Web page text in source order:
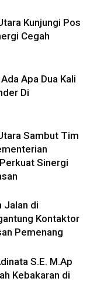
Kunjungi Pos
Cegah
Apa Dua Kali
Di
Sambut Tim
Sinergi
Jalan di
Kontaktor
Pemenang
S.E. M.Ap
Kebakaran di